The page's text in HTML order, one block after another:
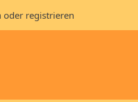
oder registrieren